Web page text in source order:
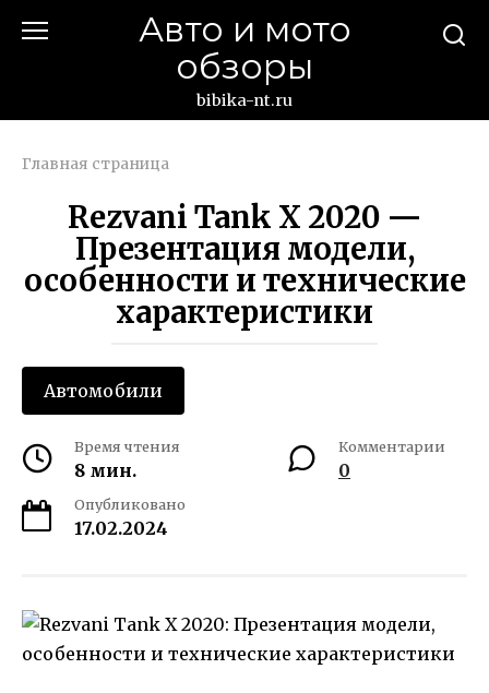
Авто и мото
обзоры
bibika-nt.ru
Главная страница
Rezvani Tank X 2020 —
Презентация модели,
особенности и технические
характеристики
Автомобили
Время чтения
8 мин.
Комментарии
0
Опубликовано
17.02.2024